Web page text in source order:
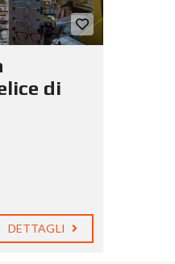
di
DETTAGLI